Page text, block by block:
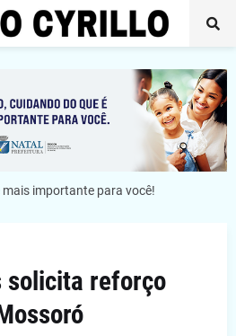
importante para você!
solicita reforço